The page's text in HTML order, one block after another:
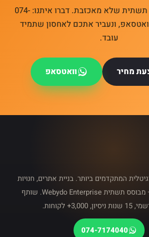
תנו לאתר שלכם תשתית שלא מאכזבת. דברו איתנו: 074-
או בוואטסאפ, ונעביר אתכם לאחסון שתמיד
עובד.
מחיר וואטסאפ
המתקדמים ביותר. בניית אתרים, חנויות
וקידום דיגיטלי — מבוסס תשתית Webydo Enterprise. שותף
074-7174040